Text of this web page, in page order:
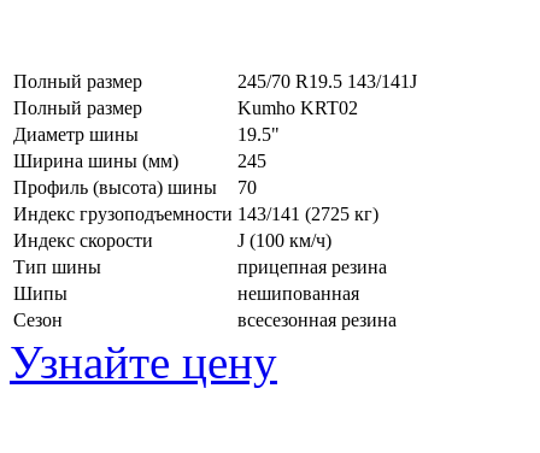
Полный размер
245/70 R19.5 143/141J
Полный размер
Kumho KRT02
Диаметр шины
19.5"
Ширина шины (мм)
245
Профиль (высота) шины
70
Индекс грузоподъемности 143/141 (2725 кг)
Индекс скорости
J (100 км/ч)
Тип шины
прицепная резина
Шипы
нешипованная
Сезон
всесезонная резина
Узнайте цену